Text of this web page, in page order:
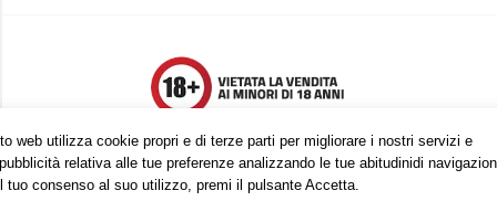
web utilizza cookie propri e di terze parti per migliorare i nostri servizi e
relativa alle tue preferenze analizzando le tue abitudinidi
tuo consenso al suo utilizzo, premi il pulsante Accetta.